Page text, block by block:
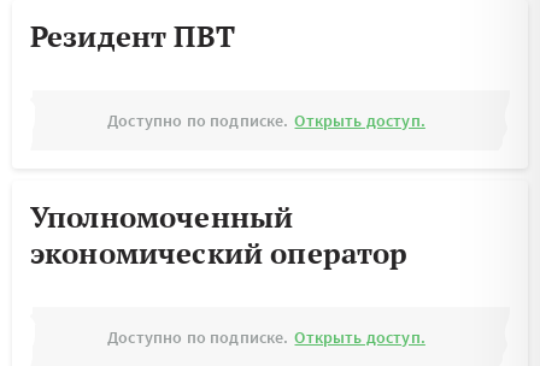
Резидент ПВТ
Доступно по подписке. Открыть доступ.
Уполномоченный
экономический оператор
Доступно по подписке. Открыть доступ.